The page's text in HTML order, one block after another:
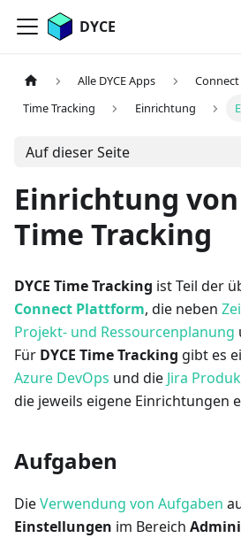
DYCE
Alle DYCE Apps
Connect
Time Tracking
Einrichtung
Auf dieser Seite
Einrichtung von
Time Tracking
DYCE Time Tracking ist Teil der
Connect Plattform, die neben
Projekt- und Ressourcenplanung
Für DYCE Time Tracking gibt es
Azure DevOps und die Jira
die jeweils eigene Einrichtungen
Aufgaben
DieVerwendung von Aufgaben
Einstellungen im Bereich